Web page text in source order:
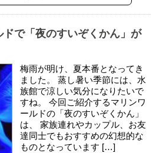
で「夜のすいぞくかん」が
梅雨が明け、夏本番となってき
ました。 蒸し暑い季節には、水
族館で涼しい気分になりたいで
すね。 今回ご紹介するマリンワ
ールドの「夜のすいぞくかん」
は、 家族連れやカップル、お友
達同士でもおすすめの幻想的な
ものとなっています […]